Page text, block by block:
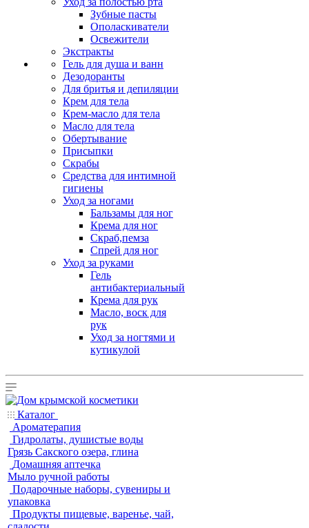
Зубные пасты
Ополаскиватели
Освежители
Экстракты
Гель для душа и ванн
Дезодоранты
Для бритья и депиляции
Крем для тела
Крем-масло для тела
Масло для тела
Обертывание
Присыпки
Скрабы
Средства для интимной
гигиены
Уход за ногами
Бальзамы для ног
Крема для ног
Скраб,пемза
Спрей для ног
Уход за руками
Гель
антибактериальный
Крема для рук
Масло, воск для
рук
Уход за ногтями и
кутикулой
Каталог
Ароматерапия
Гидролаты, душистые воды
Грязь Сакского озера, глина
Домашняя аптечка
Мыло ручной работы
Подарочные наборы, сувениры и
упаковка
Продукты пищевые, варенье, чай,